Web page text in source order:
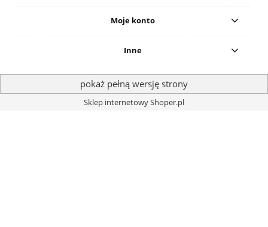
Moje konto
Inne
pokaż pełną wersję strony
Sklep internetowy Shoper.pl